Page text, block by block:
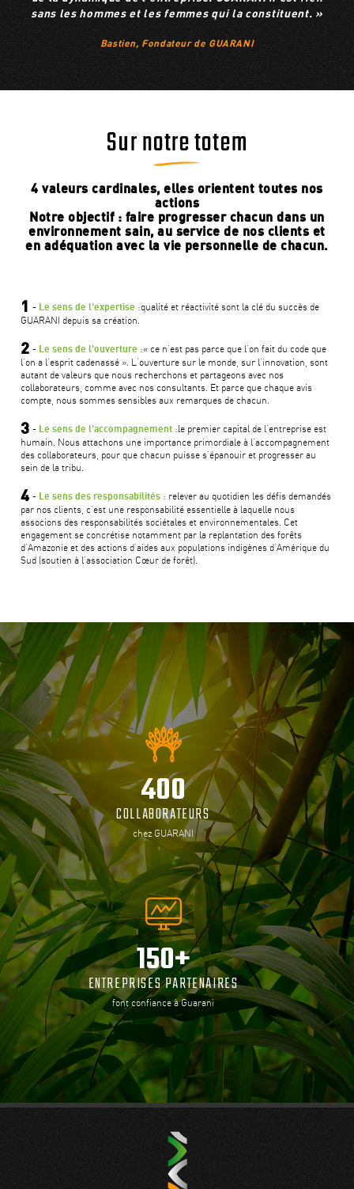
sans les hommes et les femmes qui la constituent. »
Bastien, Fondateur de GUARANI
Sur notre totem
4 valeurs cardinales, elles orientent toutes nos
actions
Notre objectif : faire progresser chacun dans un
environnement sain, au service de nos clients et
en adéquation avec la vie personnelle de chacun.
1 - Le sens de l'expertise :qualité et réactivité sont la clé du succès de
GUARANI depuis sa création.
2 - Le sens de l'ouverture :« ce n’est pas parce que l’on fait du code que
l’on a l’esprit cadenassé ». L’ouverture sur le monde, sur l’innovation, sont
autant de valeurs que nous recherchons et partageons avec nos
collaborateurs, comme avec nos consultants. Et parce que chaque avis
compte, nous sommes sensibles aux remarques de chacun.
3 - Le sens de l'accompagnement :le premier capital de l’entreprise est
humain. Nous attachons une importance primordiale à l’accompagnement
des collaborateurs, pour que chacun puisse s’épanouir et progresser au
sein de la tribu.
4 - Le sens des responsabilités : relever au quotidien les défis demandés
par nos clients, c’est une responsabilité essentielle à laquelle nous
associons des responsabilités sociétales et environnementales. Cet
engagement se concrétise notamment par la replantation des forêts
d’Amazonie et des actions d’aides aux populations indigènes d’Amérique du
Sud (soutien à l’association Cœur de forêt).
400
COLLABORATEURS
chez GUARANI
150+
ENTREPRISES PARTENAIRES
font confiance à Guarani